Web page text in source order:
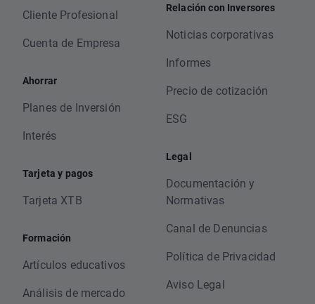
Cliente Profesional
Cuenta de Empresa
Ahorrar
Planes de Inversión
Interés
Tarjeta y pagos
Tarjeta XTB
Formación
Artículos educativos
Análisis de mercado
Relación con Inversores
Noticias corporativas
Informes
Precio de cotización
ESG
Legal
Documentación y
Normativas
Canal de Denuncias
Política de Privacidad
Aviso Legal